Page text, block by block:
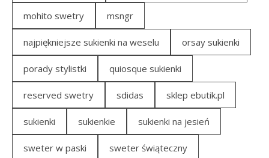
mohito swetry msngr
najpiękniejsze sukienki na weselu orsay sukienki
porady stylistki quiosque sukienki
reserved swetry sdidas sklep ebutik.pl
sukienki sukienkie sukienki na jesień
sweter w paski sweter świąteczny